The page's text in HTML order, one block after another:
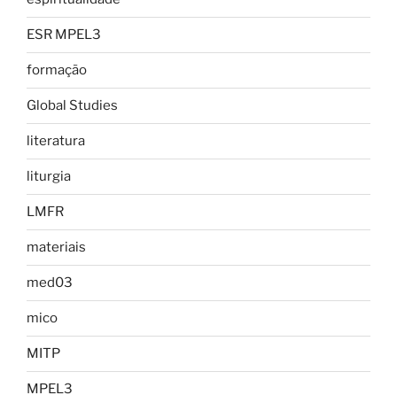
ESR MPEL3
formação
Global Studies
literatura
liturgia
LMFR
materiais
med03
mico
MITP
MPEL3